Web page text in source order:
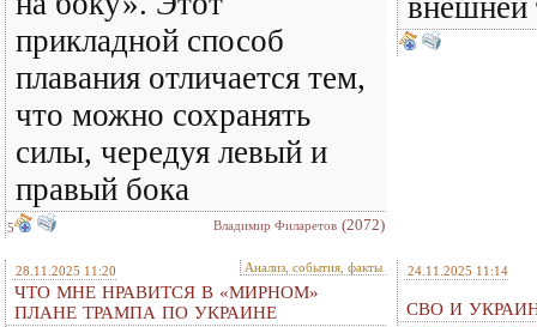
прикладной способ
плавания отличается тем,
что можно сохранять
силы, чередуя левый и
правый бока
5 Владимир Филаретов (2072)
28.11.2025 11:20 Анализ, события, факты
ЧТО МНЕ НРАВИТСЯ В «МИРНОМ»
ПЛАНЕ ТРАМПА ПО УКРАИНЕ
24.11.2025 11:14
СВО И